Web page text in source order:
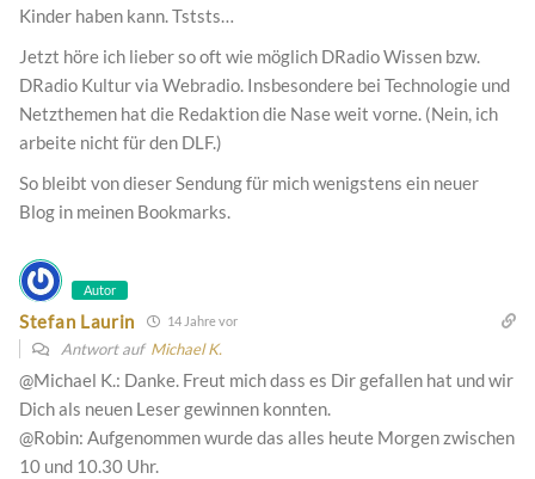
Kinder haben kann. Tststs…
Jetzt höre ich lieber so oft wie möglich DRadio Wissen bzw.
DRadio Kultur via Webradio. Insbesondere bei Technologie und
Netzthemen hat die Redaktion die Nase weit vorne. (Nein, ich
arbeite nicht für den DLF.)
So bleibt von dieser Sendung für mich wenigstens ein neuer
Blog in meinen Bookmarks.
Autor
Stefan Laurin 14 Jahre vor
Antwort auf Michael K.
@Michael K.: Danke. Freut mich dass es Dir gefallen hat und wir
Dich als neuen Leser gewinnen konnten.
@Robin: Aufgenommen wurde das alles heute Morgen zwischen
10 und 10.30 Uhr.